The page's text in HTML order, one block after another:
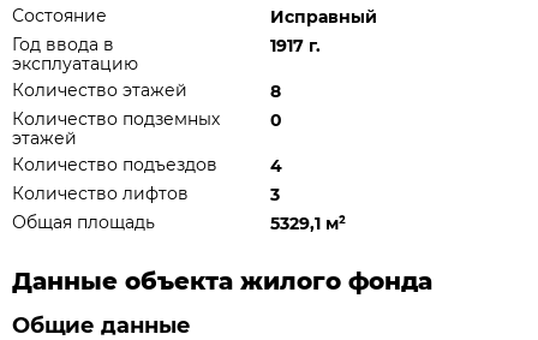
Состояние
Исправный
Год ввода в
эксплуатацию
1917 г.
Количество этажей
8
Количество подземных
этажей
0
Количество подъездов
4
Количество лифтов
3
Общая площадь
5329,1 м²
Данные объекта жилого фонда
Общие данные